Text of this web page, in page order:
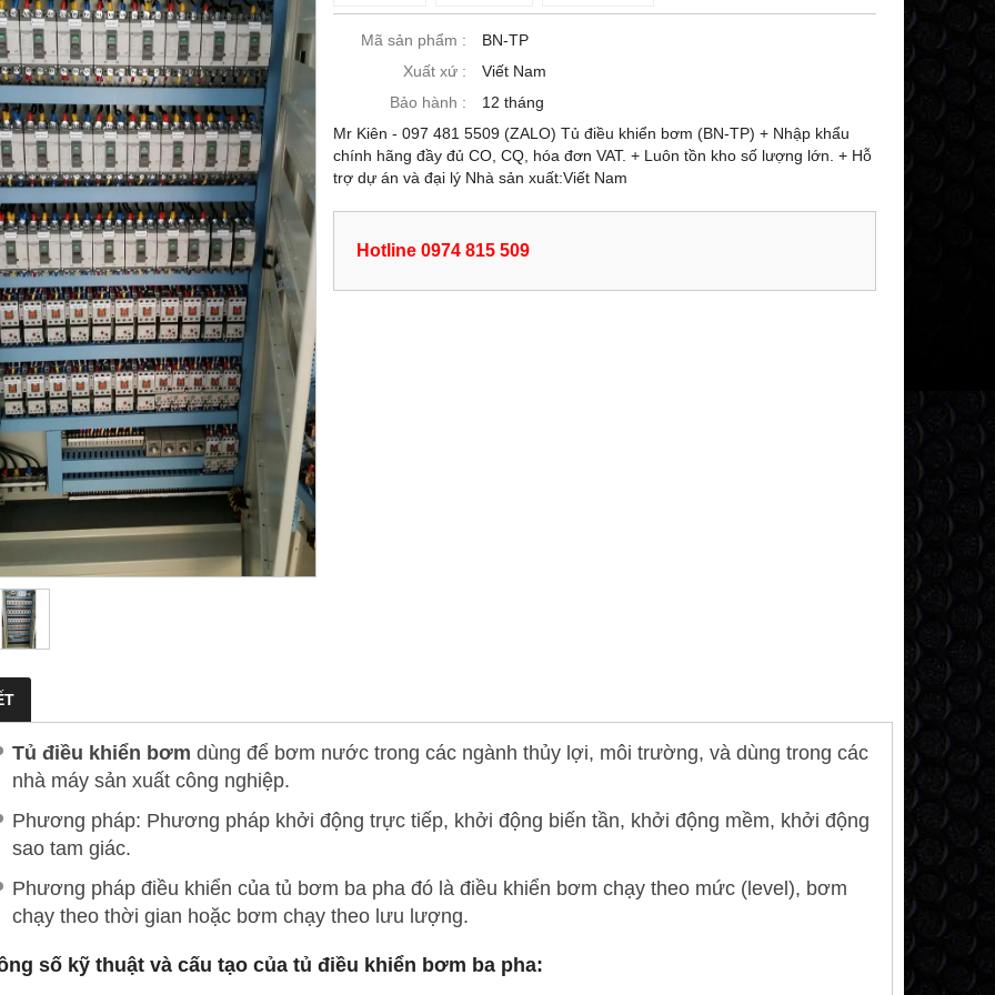
Mã sản phẩm :
BN-TP
Xuất xứ :
Viết Nam
Bảo hành :
12 tháng
Mr Kiên - 097 481 5509 (ZALO) Tủ điều khiển bơm (BN-TP) + Nhập khẩu
chính hãng đầy đủ CO, CQ, hóa đơn VAT. + Luôn tồn kho số lượng lớn. + Hỗ
trợ dự án và đại lý Nhà sản xuất:Viết Nam
Hotline 0974 815 509
Tủ điều khiển bơm dùng để bơm nước trong các ngành thủy lợi, môi trường, và dùng trong các
nhà máy sản xuất công nghiệp.
Phương pháp: Phương pháp khởi động trực tiếp, khởi động biến tần, khởi động mềm, khởi động
sao tam giác.
Phương pháp điều khiển của tủ bơm ba pha đó là điều khiển bơm chạy theo mức (level), bơm
chạy theo thời gian hoặc bơm chạy theo lưu lượng.
số kỹ thuật và cấu tạo của tủ điều khiển bơm ba pha: